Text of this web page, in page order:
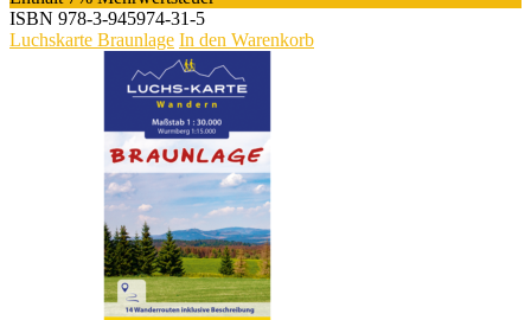
ISBN 978-3-945974-31-5
Luchskarte Braunlage In den Warenkorb